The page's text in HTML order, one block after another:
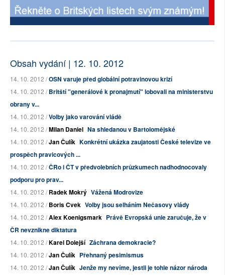
Obsah vydání | 12. 10. 2012
14. 10. 2012 /OSN varuje před globální potravinovou krizí
14. 10. 2012 /Britští "generálové k pronajmutí" lobovali na ministerstvu
obrany v...
14. 10. 2012 /Volby jako varování vládě
14. 10. 2012 /Milan Daniel Na shledanou v Bartolomějské
14. 10. 2012 /Jan Čulík Konkrétní ukázka zaujatosti České televize ve
prospěch pravicových ...
14. 10. 2012 /ČRo i ČT v předvolebních průzkumech nadhodnocovaly
podporu pro prav...
14. 10. 2012 /Radek Mokrý Vážená Modrovize
14. 10. 2012 /Boris Cvek Volby jsou selháním Nečasovy vlády
14. 10. 2012 /Alex Koenigsmark Právě Evropská unie zaručuje, že v
ČR nevznikne diktatura
14. 10. 2012 /Karel Dolejší Záchrana demokracie?
14. 10. 2012 /Jan Čulík Přehnaný pesimismus
14. 10. 2012 /Jan Čulík Jenže my nevíme, jestli je tohle názor národa